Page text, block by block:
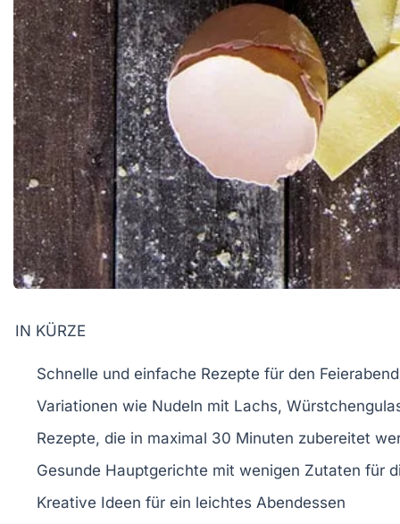
IN KÜRZE
Schnelle und einfache Rezepte für den Feierabend
Variationen wie Nudeln mit Lachs,
Rezepte, die in maximal 30 Minuten zubereitet
Gesunde Hauptgerichte mit wenigen Zutaten für
Kreative Ideen für ein leichtes Abendessen